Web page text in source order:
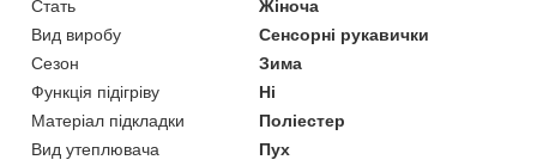
Стать
Жіноча
Вид виробу
Сенсорні рукавички
Сезон
Зима
Функція підігріву
Ні
Матеріал підкладки
Поліестер
Вид утеплювача
Пух